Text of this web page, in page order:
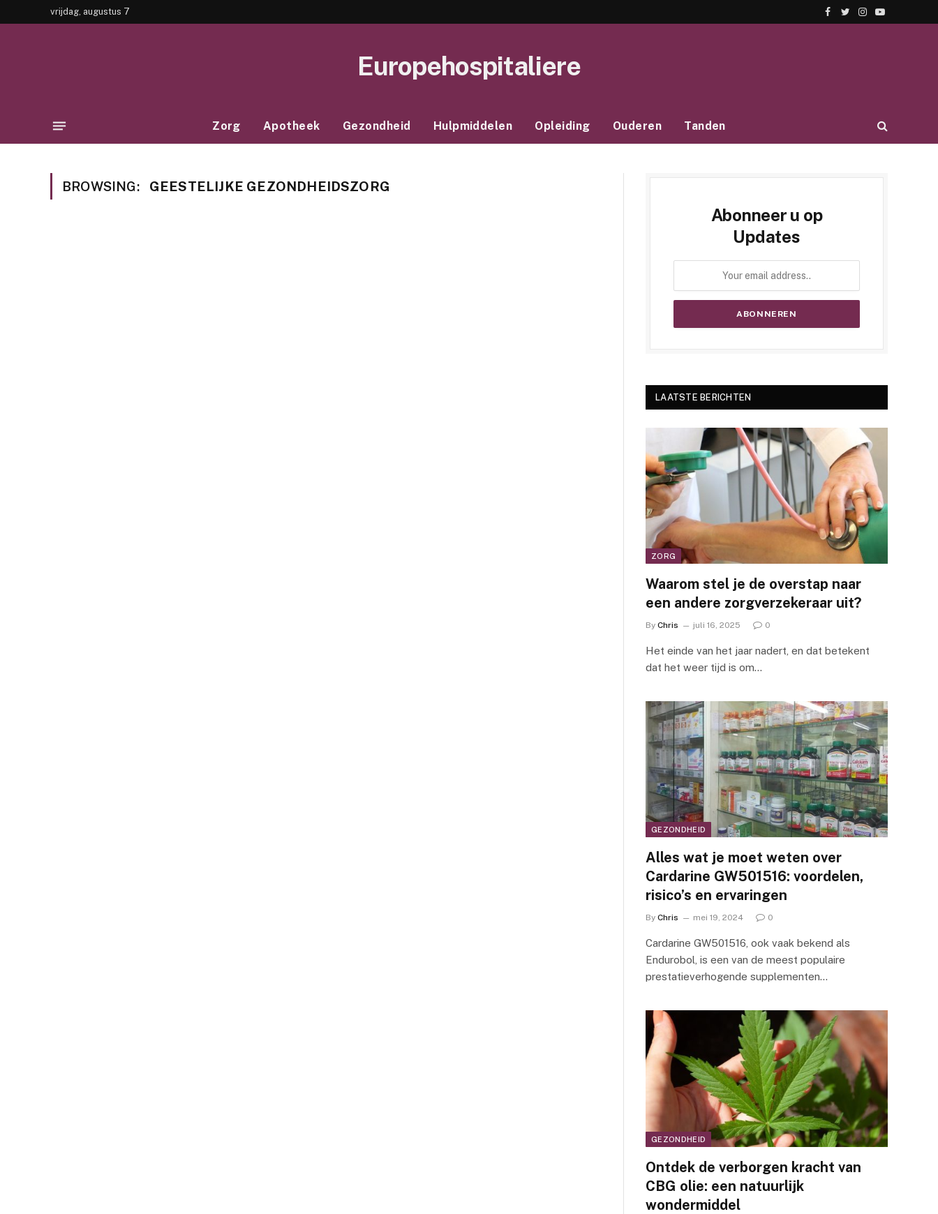
vrijdag, augustus 7
Facebook
TwitterInstagram
YouTube
Europehospitaliere
Zorg Apotheek Gezondheid Hulpmiddelen Opleiding Ouderen Tanden
BROWSING: GEESTELIJKE GEZONDHEIDSZORG
Abonneer u op
Updates
LAATSTE BERICHTEN
ZORG
Waarom stel je de overstap naar
een andere zorgverzekeraar uit?
By Chris juli 16, 2025 0
Het einde van het jaar nadert, en dat betekent
dat het weer tijd is om…
GEZONDHEID
Alles wat je moet weten over
Cardarine GW501516: voordelen,
risico’s en ervaringen
By Chris mei 19, 2024 0
Cardarine GW501516, ook vaak bekend als
Endurobol, is een van de meest populaire
prestatieverhogende supplementen…
GEZONDHEID
Ontdek de verborgen kracht van
CBG olie: een natuurlijk
wondermiddel